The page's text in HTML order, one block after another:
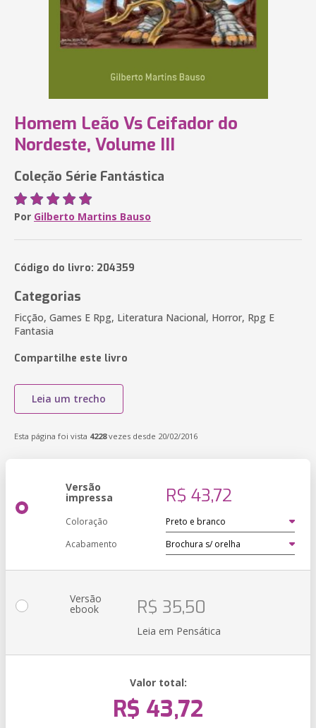
Homem Leão Vs Ceifador do
Nordeste, Volume III
Coleção Série Fantástica
Por Gilberto Martins Bauso
Código do livro: 204359
Categorias
Ficção, Games E Rpg, Literatura Nacional, Horror, Rpg E
Fantasia
Compartilhe este livro
Leia um trecho
Esta página foi vista 4228vezes desde 20/02/2016
Versão
impressa R$ 43,72
Coloração
Acabamento
Versão
ebook R$ 35,50
Leia em Pensática
Valor total:
R$ 43,72